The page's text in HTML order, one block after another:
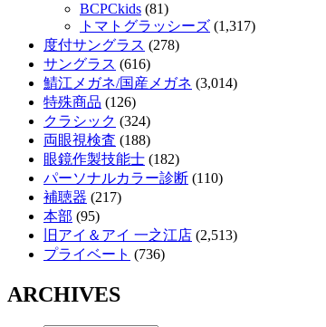
BCPCkids (81)
トマトグラッシーズ (1,317)
度付サングラス (278)
サングラス (616)
鯖江メガネ/国産メガネ (3,014)
特殊商品 (126)
クラシック (324)
両眼視検査 (188)
眼鏡作製技能士 (182)
パーソナルカラー診断 (110)
補聴器 (217)
本部 (95)
旧アイ＆アイ 一之江店 (2,513)
プライベート (736)
ARCHIVES